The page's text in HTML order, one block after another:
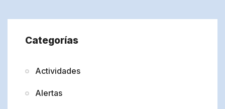
Categorías
Actividades
Alertas